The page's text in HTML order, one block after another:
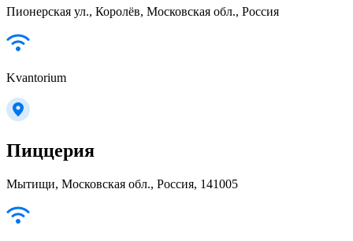
Пионерская ул., Королёв, Московская обл., Россия
Kvantorium
Пиццерия
Мытищи, Московская обл., Россия, 141005